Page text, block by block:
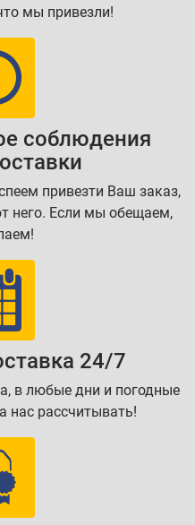
мы привезли!
соблюдения
привезти Ваш заказ,
него. Если мы обещаем,
24/7
в любые дни и погодные
нас рассчитывать!